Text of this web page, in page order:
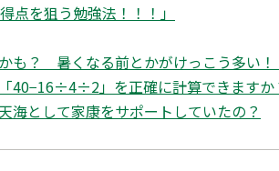
点を狙う勉強法！！！」
も？ 暑くなる前とかがけっこう多い！
40−16÷4÷2」を正確に計算できますか
海として家康をサポートしていたの？